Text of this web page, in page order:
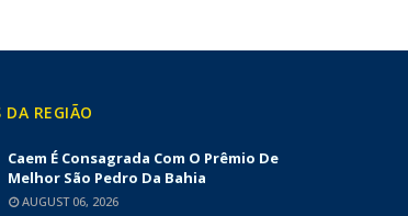
DA REGIÃO
Caem É Consagrada Com O Prêmio De
Melhor São Pedro Da Bahia
AUGUST 06, 2026